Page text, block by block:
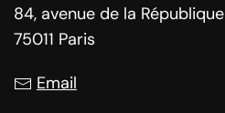
84, avenue de la République
75011 Paris
Email